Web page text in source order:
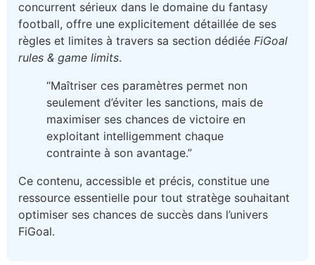
concurrent sérieux dans le domaine du fantasy
football, offre une explicitement détaillée de ses
règles et limites à travers sa section dédiée FiGoal
rules & game limits.
“Maîtriser ces paramètres permet non
seulement d’éviter les sanctions, mais de
maximiser ses chances de victoire en
exploitant intelligemment chaque
contrainte à son avantage.”
Ce contenu, accessible et précis, constitue une
ressource essentielle pour tout stratège souhaitant
optimiser ses chances de succès dans l’univers
FiGoal.